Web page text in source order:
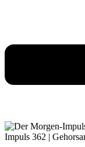
Impuls 362 |